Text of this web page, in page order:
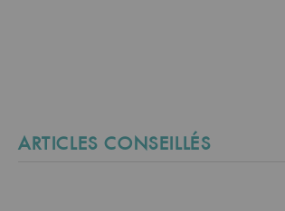
ARTICLES CONSEILLÉS